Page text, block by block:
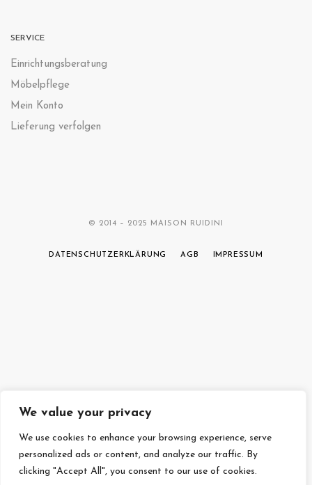
We value your privacy
We use cookies to enhance your browsing experience, serve
personalized ads or content, and analyze our traffic. By
clicking "Accept All", you consent to our use of cookies.
SERVICE
Einrichtungsberatung
Möbelpflege
Mein Konto
Lieferung verfolgen
© 2014 – 2025 MAISON RUIDINI
DATENSCHUTZERKLÄRUNG AGB IMPRESSUM